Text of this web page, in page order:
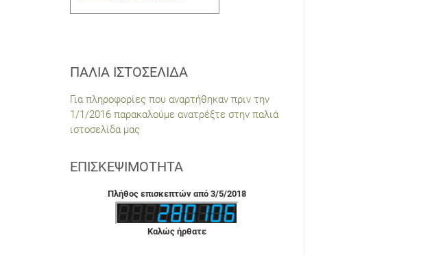
ΠΑΛΙΆ ΙΣΤΟΣΕΛΊΔΑ
Για πληροφορίες που αναρτήθηκαν πριν την
1/1/2016 παρακαλούμε ανατρέξτε στην παλιά
ιστοσελίδα μας
ΕΠΙΣΚΕΨΙΜΌΤΗΤΑ
Πλήθος επισκεπτών από 3/5/2018
Καλώς ήρθατε